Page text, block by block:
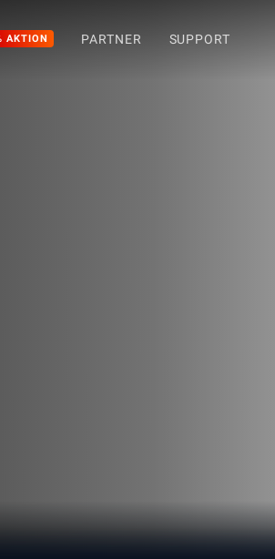
AKTION PARTNER SUPPORT